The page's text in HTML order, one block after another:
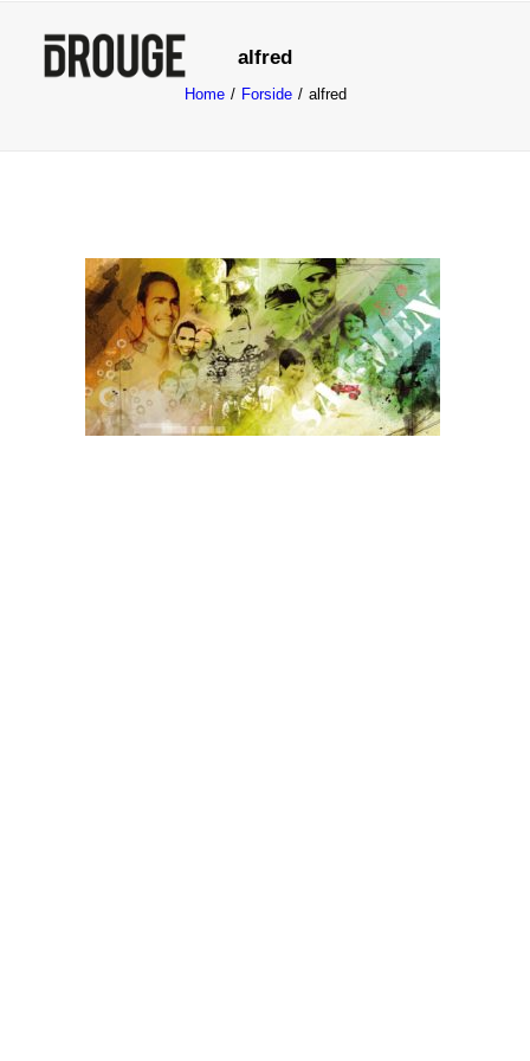
Testimonials
Kontakt
Grafisk design
alfred
Home Forside alfred